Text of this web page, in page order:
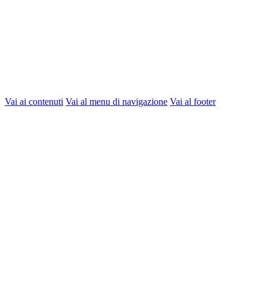
Vai ai contenuti Vai al menu di navigazione Vai al footer